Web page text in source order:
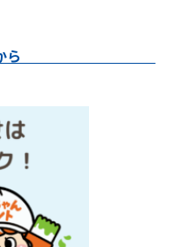
はコチラから